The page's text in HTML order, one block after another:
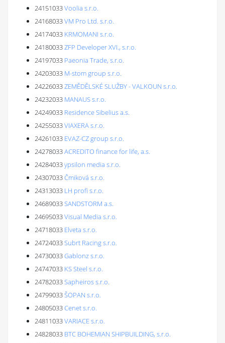
24151033Voolia s.r.o.
24168033VM Pro Ltd. s.r.o.
24174033 KRMOMANI s.r.o.
24180033ZFP Developer XVI., s.r.o.
24197033 Paeonia Trade, s.r.o.
24203033 M-stom group s.r.o.
24226033ZEMĚDĚLSKÉ SLUŽBY - VALKOUN s.r.o.
24232033 MANAUS s.r.o.
24249033 Residence Sibelius a.s.
24255033VIAXERA s.r.o.
24261033 EVAZ-CZ group s.r.o.
24278033ACREDITO finance for life, a.s.
24284033ypsilon media s.r.o.
24307033Čmiková s.r.o.
24313033 LH profi s.r.o.
24689033SANDSTORM a.s.
24695033Visual Media s.r.o.
24718033 Elveta s.r.o.
24724033Subrt Racing s.r.o.
24730033Gablonz s.r.o.
24747033 KS Steel s.r.o.
24782033Sapheiros s.r.o.
24799033ŠOPAN s.r.o.
24805033Cenet s.r.o.
24811033VARIACE s.r.o.
24828033 BTC BOHEMIAN SHIPBUILDING, s.r.o.